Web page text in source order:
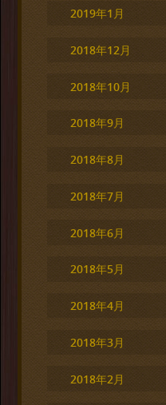
2019年1月
2018年12月
2018年10月
2018年9月
2018年8月
2018年7月
2018年6月
2018年5月
2018年4月
2018年3月
2018年2月